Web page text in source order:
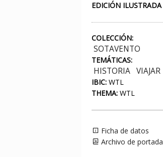
EDICIÓN ILUSTRADA
COLECCIÓN:
SOTAVENTO
TEMÁTICAS:
HISTORIA VIAJAR
IBIC: WTL
THEMA: WTL
Ficha de datos
Archivo de portada